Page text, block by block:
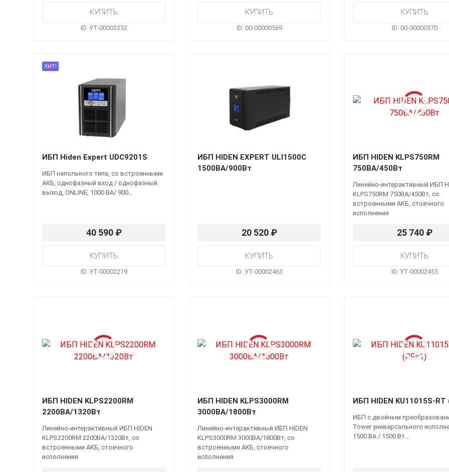
ID: УТ-00003252 ID: 00-00000569 ID: 00-00000570
ИБП Hiden Expert UDC9201S
ИБП напольного типа, со встроенными
АКБ, однофазный вход / однофазный
выход, ONLINE, 1000 ВА/ 900...
40 590 ₽
ХИТ!
ID: УТ-00002219
ИБП HIDEN EXPERT ULI1500C
1500ВА/900Вт
20 520 ₽
ID: УТ-00002463
ИБП HIDEN KLPS750RM
750ВА/450Вт
Линейно-интерактивный ИБП
KLPS750RM 750ВА/450Вт, со
встроенными АКБ, стоечного
исполнения
25 740 ₽
ID: УТ-00002455
ИБП HIDEN KLPS2200RM
2200ВА/1320Вт
Линейно-интерактивный ИБП HIDEN
KLPS2200RM 2200ВА/1320Вт, со
встроенными АКБ, стоечного
исполнения
ИБП HIDEN KLPS3000RM
3000ВА/1800Вт
Линейно-интерактивный ИБП HIDEN
KLPS3000RM 3000ВА/1800Вт, со
встроенными АКБ, стоечного
исполнения
ИБП HIDEN KU11015S-RT
ИБП с двойным
Tower универсального
1500 ВА / 1500 Вт...